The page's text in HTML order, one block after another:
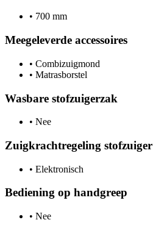
• 700 mm
Meegeleverde accessoires
• Combizuigmond
• Matrasborstel
Wasbare stofzuigerzak
• Nee
Zuigkrachtregeling stofzuiger
• Elektronisch
Bediening op handgreep
• Nee